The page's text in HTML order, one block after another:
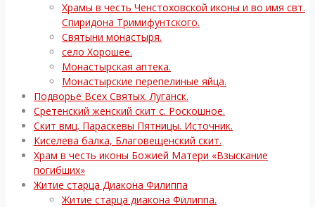
Храмы в честь Ченстоховской иконы и во имя свт.
Спиридона Тримифунтского.
Святыни монастыря.
село Хорошее.
Монастырская аптека.
Монастырские перепелиные яйца.
Подворье Всех Святых. Луганск.
Сретенский женский скит с. Роскошное.
Скит вмц. Параскевы Пятницы. Источник.
Киселева балка, Благовещенский скит.
Храм в честь иконы Божией Матери «Взыскание
погибших»
Житие старца Диакона Филиппа
Житие старца диакона Филиппа.